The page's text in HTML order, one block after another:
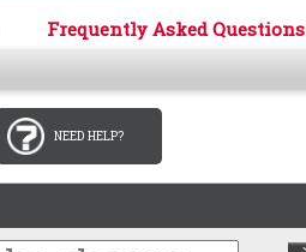
Frequently Asked Questions
NEED HELP?